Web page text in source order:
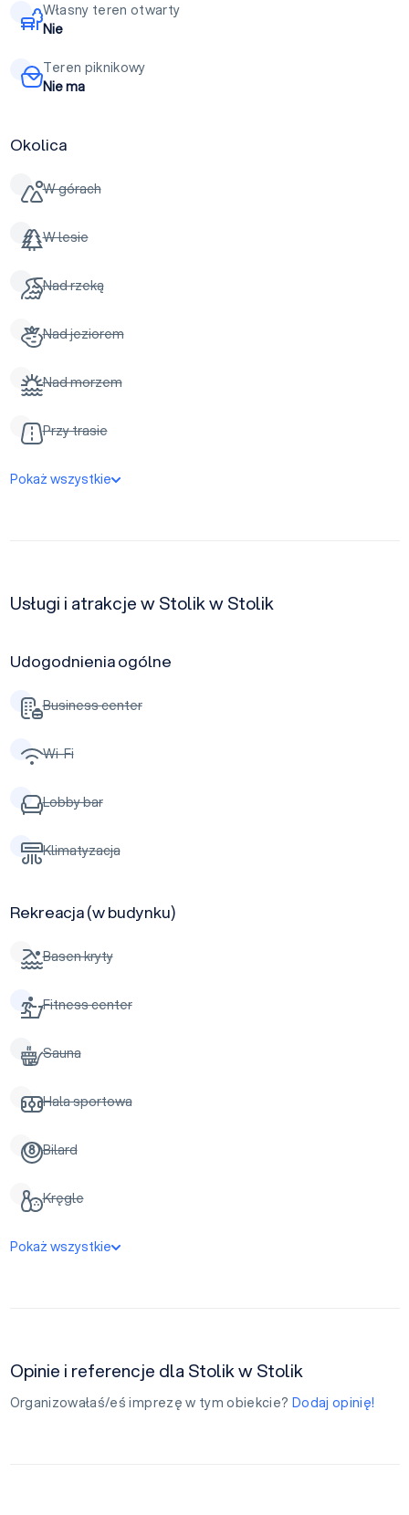
Własny teren otwarty
Nie
Teren piknikowy
Nie ma
Okolica
W górach
W lesie
Nad rzeką
Nad jeziorem
Nad morzem
Przy trasie
Pokaż wszystkie
Usługi i atrakcje w Stolik w Stolik
Udogodnienia ogólne
Business center
Wi-Fi
Lobby bar
Klimatyzacja
Rekreacja (w budynku)
Basen kryty
Fitness center
Sauna
Hala sportowa
Bilard
Kręgle
Pokaż wszystkie
Opinie i referencje dla Stolik w Stolik
Organizowałaś/eś imprezę w tym obiekcie? Dodaj opinię!